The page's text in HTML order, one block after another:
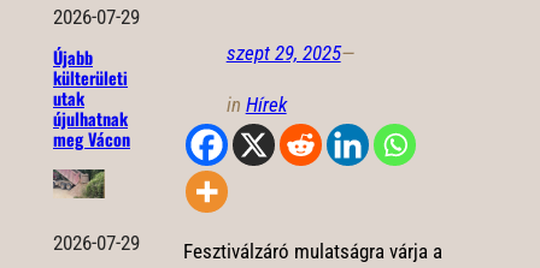
2026-07-29
Újabb
külterületi
utak
újulhatnak
meg Vácon
2026-07-29
szept 29, 2025—
in Hírek
Fesztiválzáró mulatságra várja a